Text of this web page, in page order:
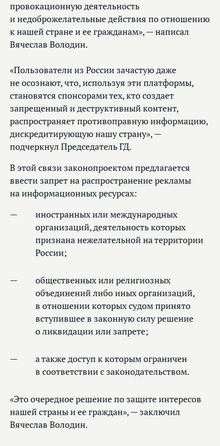
провокационную деятельность
и недоброжелательные действия по отношению
к нашей стране и ее гражданам», — написал
Вячеслав Володин.
«Пользователи из России зачастую даже
не осознают, что, используя эти платформы,
становятся спонсорами тех, кто создает
запрещенный и деструктивный контент,
распространяет противоправную информацию,
дискредитирующую нашу страну», —
подчеркнул Председатель ГД.
В этой связи законопроектом предлагается
ввести запрет на распространение рекламы
на информационных ресурсах:
иностранных или международных
организаций, деятельность которых
признана нежелательной на территории
России;
общественных или религиозных
объединений либо иных организаций,
в отношении которых судом принято
вступившее в законную силу решение
о ликвидации или запрете;
а также доступ к которым ограничен
в соответствии с законодательством.
«Это очередное решение по защите интересов
нашей страны и ее граждан», — заключил
Вячеслав Володин.